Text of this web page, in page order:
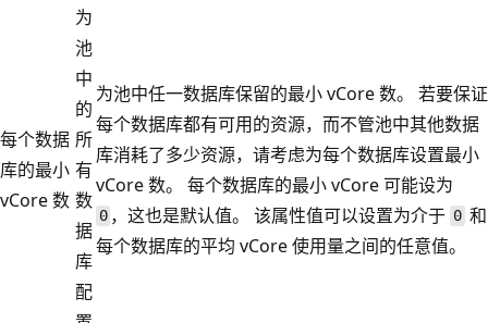
每个数据
库的最小
vCore 数
为
池
中
的
所
有
数
据
库
配
为池中任一数据库保留的最小 vCore 数。 若要保证
每个数据库都有可用的资源，而不管池中其他数据
库消耗了多少资源，请考虑为每个数据库设置最小
vCore 数。 每个数据库的最小 vCore 可能设为
0 ，这也是默认值。 该属性值可以设置为介于 0和
每个数据库的平均 vCore 使用量之间的任意值。